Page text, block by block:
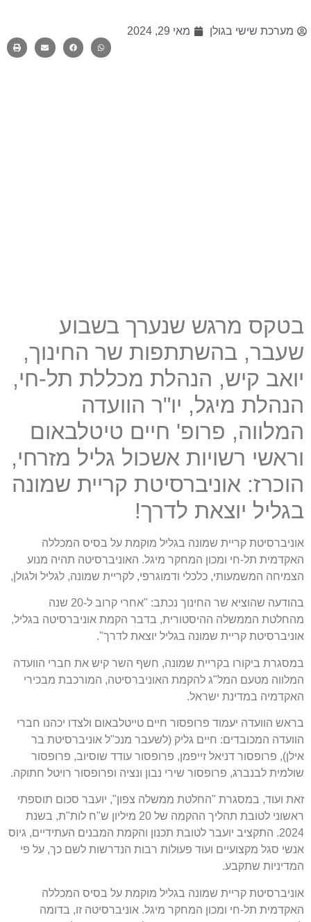
מערכת שישי בגולן מאי 29, 2024
בטקס מרגש שנערך בשבוע
שעבר, בהשתתפות שר החינוך,
יואב קיש, הנהלת מכללת תל-חי,
הנהלת מיגל, יו"ר הוועדה
המלווה, פרופ' חיים טיטלבאום
וראשי רשויות אשכול גליל מזרחי,
הוכרז: אוניברסיטת קריית שמונה
בגליל יוצאת לדרך!
אוניברסיטת קריית שמונה בגליל מוקמת על בסיס המכללה
האקדמית תל-חי ומכון המחקר מיגל. האוניברסיטה תהיה מנוע
הצמיחה המשמעותי, כלכלי ודמוגרפי, לקריית שמונה, לגליל ולגולן,
בהודעה שהוציא שר החינוך נכתב: "אחרי קרוב ל-20 שנה
מהחלטת הממשלה ההיסטורית, בדבר הקמת אוניברסיטה בגליל,
אוניברסיטת קריית שמונה בגליל יוצאת לדרך".
במסגרת ביקורו בקריית שמונה, חשף השר קיש את חברי הוועדה
המלווה מטעם המל"ג להקמת האוניברסיטה, המורכבת מבכירי
האקדמיה במדינת ישראל.
בראש הוועדה יעמוד פרופסור חיים טייטלבאום ולצדו יכהנו חברי
הוועדה המכובדים: חיים גליק (לשעבר מנכ"ל אוניברסיטת בר
אילן), פרופסור דניאל זייפמן, פרופסור עודד שוסיוב, פרופסור
שולמית לבנברג, פרופסור שירי נבון ונציה ופרופסור רויטל חתוקה.
זאת ועוד, במסגרת "החלטת ממשלה צפון", יועבר סכום תוספתי
ראשוני לטובת תהליך ההקמה של 20 מיליון ש"ח לות"ת, בשנת
2024. התקציב יועבר לטובת תכנון והקמת המבנים העתידיים, גיוס
אנשי סגל מקצועיים ועוד פעולות רבות הנדרשות לשם כך, על פי
המדיניות שתקבע.
אוניברסיטת קריית שמונה בגליל מוקמת על בסיס המכללה
האקדמית תל-חי ומכון המחקר מיגל. אוניברסיטה זו, בדומה